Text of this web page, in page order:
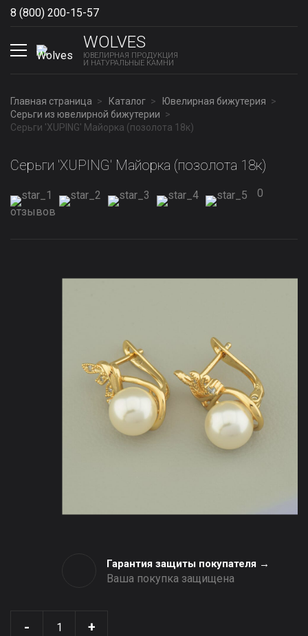
8 (800) 200-15-57
WOLVES
ЮВЕЛИРНАЯ ПРОДУКЦИЯ
И НАТУРАЛЬНЫЕ КАМНИ
Главная страница Каталог
Ювелирная бижутерия
Серьги из ювелирной бижутерии
Серьги 'XUPING' Майорка (позолота 18к)
Серьги 'XUPING' Майорка (позолота 18к)
0
отзывов
Гарантия защиты покупателя →
Ваша покупка защищена
- +